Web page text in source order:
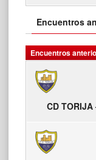
Encuentros
Encuentros
CD